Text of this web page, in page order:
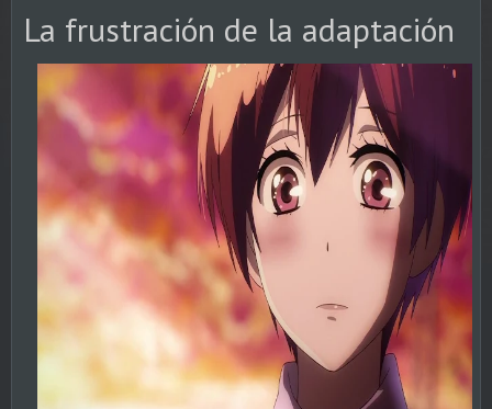
La frustración de la adaptación